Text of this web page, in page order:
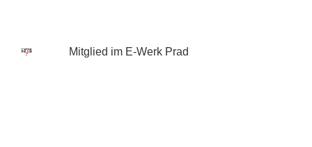
Mitglied im E-Werk Prad